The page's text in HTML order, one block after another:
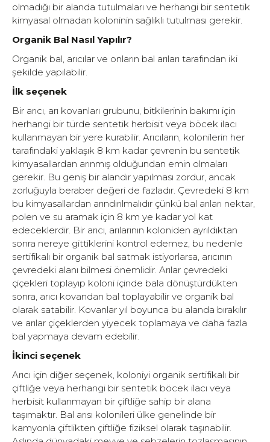
olmadığı bir alanda tutulmaları ve herhangi bir sentetik
kimyasal olmadan koloninin sağlıklı tutulması gerekir.
Organik Bal Nasıl Yapılır?
Organik bal, arıcılar ve onların bal arıları tarafından iki
şekilde yapılabilir.
İlk seçenek
Bir arıcı, arı kovanları grubunu, bitkilerinin bakımı için
herhangi bir türde sentetik herbisit veya böcek ilacı
kullanmayan bir yere kurabilir. Arıcıların, kolonilerin her
tarafındaki yaklaşık 8 km kadar çevrenin bu sentetik
kimyasallardan arınmış olduğundan emin olmaları
gerekir. Bu geniş bir alandır yapılması zordur, ancak
zorluğuyla beraber değeri de fazladır. Çevredeki 8 km
bu kimyasallardan arındırılmalıdır çünkü bal arıları nektar,
polen ve su aramak için 8 km ye kadar yol kat
edeceklerdir. Bir arıcı, arılarının koloniden ayrıldıktan
sonra nereye gittiklerini kontrol edemez, bu nedenle
sertifikalı bir organik bal satmak istiyorlarsa, arıcının
çevredeki alanı bilmesi önemlidir. Arılar çevredeki
çiçekleri toplayıp koloni içinde bala dönüştürdükten
sonra, arıcı kovandan bal toplayabilir ve organik bal
olarak satabilir. Kovanlar yıl boyunca bu alanda bırakılır
ve arılar çiçeklerden yiyecek toplamaya ve daha fazla
bal yapmaya devam edebilir.
İkinci seçenek
Arıcı için diğer seçenek, koloniyi organik sertifikalı bir
çiftliğe veya herhangi bir sentetik böcek ilacı veya
herbisit kullanmayan bir çiftliğe sahip bir alana
taşımaktır. Bal arısı kolonileri ülke genelinde bir
kamyonla çiftlikten çiftliğe fiziksel olarak taşınabilir.